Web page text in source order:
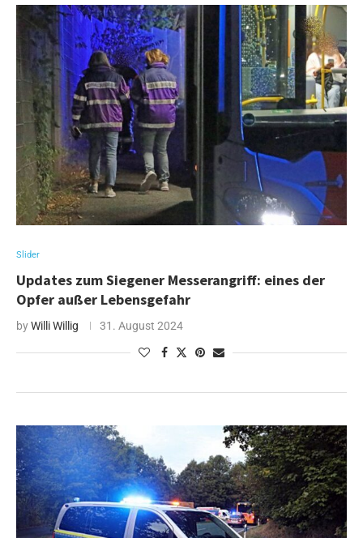
Slider
Updates zum Siegener Messerangriff: eines der
Opfer außer Lebensgefahr
byWilli Willig 31. August 2024